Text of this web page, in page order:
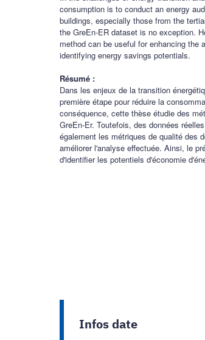
consumption is to conduct an energy
buildings, especially those from the
the GreEn-ER dataset is no exception.
method can be useful for enhancing
identifying energy savings potentials.
Résumé :
Dans les enjeux de la transition
première étape pour réduire la
conséquence, cette thèse étudie des
GreEn-Er. Toutefois, des données
également les métriques de qualité des
améliorer l'analyse effectuée. Ainsi, le
d'identifier les potentiels d'économie
Infos date